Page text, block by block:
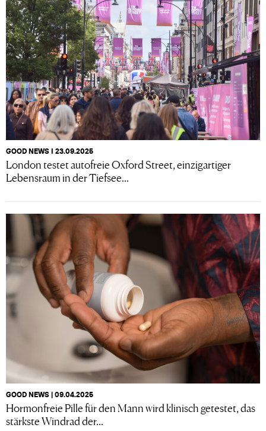
GOOD NEWS I 23.09.2025
London testet autofreie Oxford Street, einzigartiger
Lebensraum in der Tiefsee...
GOOD NEWS | 09.04.2025
Hormonfreie Pille für den Mann wird klinisch getestet, das
stärkste Windrad der...